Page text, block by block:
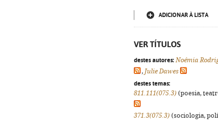
ADICIONAR À LISTA
VER TÍTULOS
destes autores: Noémia
, Julie Dawes
destes temas:
811.111(075.3) (poesia,
371.3(075.3) (sociologia,